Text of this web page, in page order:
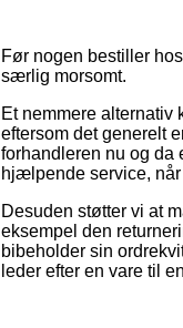
Før nogen bestiller
særlig morsomt.
Et nemmere
eftersom det generelt
forhandleren nu og da
hjælpende service,
Desuden støtter vi at
eksempel den
bibeholder sin
leder efter en vare til